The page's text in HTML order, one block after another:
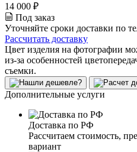
14 000 ₽
Под заказ
Уточняйте сроки доставки по
Рассчитать доставку
Цвет изделия на фотографии
из-за особенностей
съемки.
Дополнительные услуги
Доставка по РФ
Рассчитаем стоимость,
вариант